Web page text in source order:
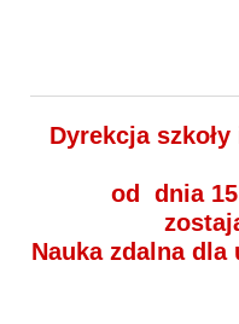
Dyrekcja
od dnia
Nauka zdalna dla